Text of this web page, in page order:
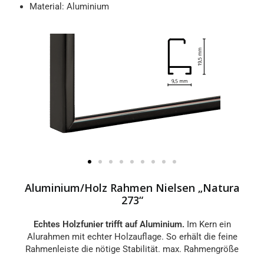
Material: Aluminium
Aluminium/Holz Rahmen Nielsen „Natura
273“
Echtes Holzfunier trifft auf Aluminium. Im Kern ein
Alurahmen mit echter Holzauflage. So erhält die feine
Rahmenleiste die nötige Stabilität. max. Rahmengröße